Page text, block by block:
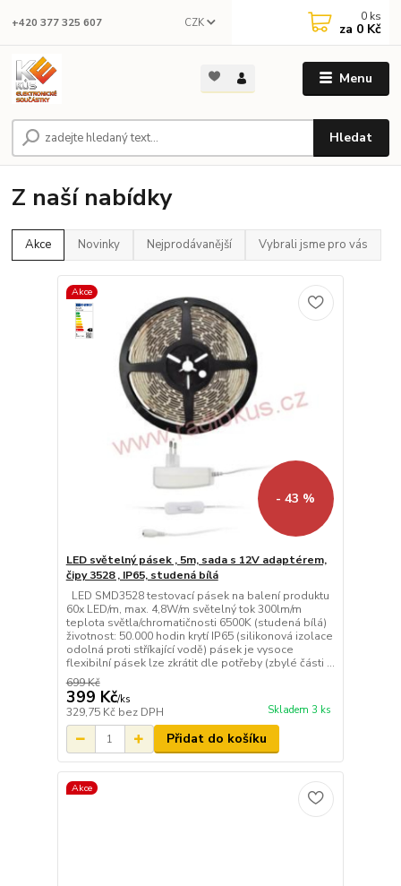
Menu
CZK
Hledat
+420 377 325 607 0 ks
za 0 Kč
Z naší nabídky
Akce Novinky Nejprodávanější Vybrali jsme pro vás
Akce
- 43 %
LED světelný pásek , 5m, sada s 12V adaptérem,
čipy 3528 , IP65, studená bílá
LED SMD3528 testovací pásek na balení produktu
60x LED/m, max. 4,8W/m světelný tok 300lm/m
teplota světla/chromatičnosti 6500K (studená bílá)
životnost: 50.000 hodin krytí IP65 (silikonová izolace
odolná proti stříkající vodě) pásek je vysoce
flexibilní pásek lze zkrátit dle potřeby (zbylé části ...
699 Kč
399 Kč/ks
329,75 Kč bez DPH Skladem 3 ks
Přidat do košíku
Akce